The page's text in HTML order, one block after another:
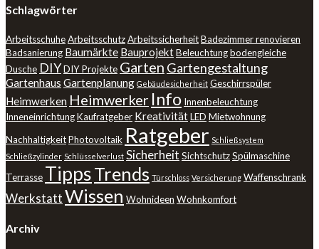
Schlagwörter
ArbeitsschuheArbeitsschutzArbeitssicherheitBadezimmer renovieren
Badsanierung Baumärkte BauprojektBeleuchtungbodengleiche
Dusche DIYDIY Projekte Garten Gartengestaltung
Gartenhaus Gartenplanung Gebäudesicherheit Geschirrspüler
Heimwerken Heimwerker Info Innenbeleuchtung
InneneinrichtungKaufratgeber KreativitätLED Mietwohnung
NachhaltigkeitPhotovoltaik Ratgeber Schließsystem
Schließzylinder Schlüsselverlust Sicherheit SichtschutzSpülmaschine
Terrasse TippsTrends Türschloss Versicherung Waffenschrank
WerkstattWissen Wohnideen Wohnkomfort
Archiv